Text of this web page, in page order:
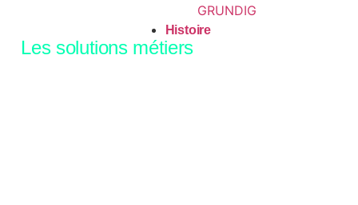
GRUNDIG
Histoire
Les solutions métiers